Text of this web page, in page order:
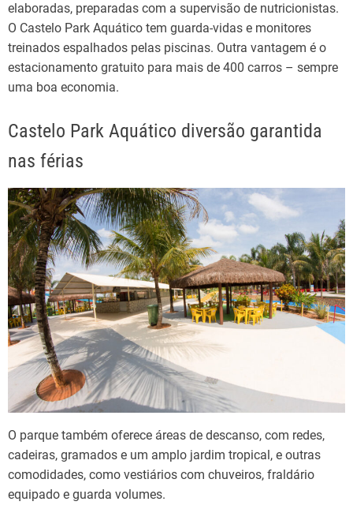
elaboradas, preparadas com a supervisão de nutricionistas.
O Castelo Park Aquático tem guarda-vidas e monitores
treinados espalhados pelas piscinas. Outra vantagem é o
estacionamento gratuito para mais de 400 carros – sempre
uma boa economia.
Castelo Park Aquático diversão garantida
nas férias
O parque também oferece áreas de descanso, com redes,
cadeiras, gramados e um amplo jardim tropical, e outras
comodidades, como vestiários com chuveiros, fraldário
equipado e guarda volumes.